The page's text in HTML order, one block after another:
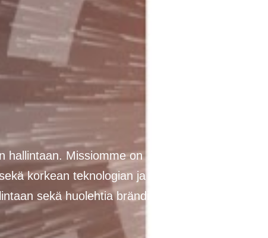
hallintaan. Missiomme on
korkean teknologian ja
sekä huolehtia brändin